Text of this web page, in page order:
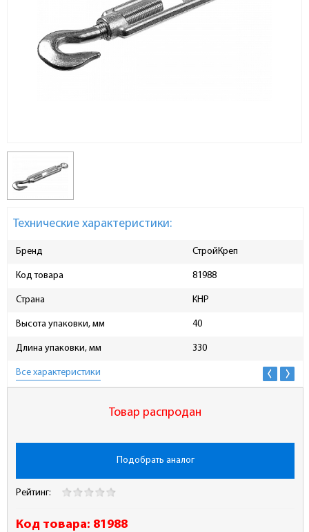
Технические характеристики:
Бренд СтройКреп
Код товара 81988
Страна КНР
Высота упаковки, мм 40
Длина упаковки, мм 330
Все характеристики
Товар распродан
Подобрать аналог
Рейтинг:
Код товара: 81988